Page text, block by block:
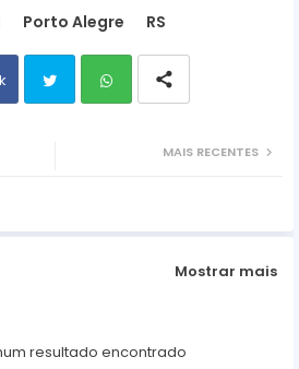
Porto Alegre RS
ap
MAIS RECENTES
Mostrar mais
resultado encontrado